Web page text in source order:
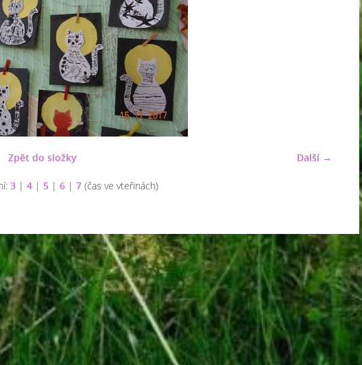
Další →
Zpět do složky
3| 4| 5| 6| 7(čas ve vteřinách)